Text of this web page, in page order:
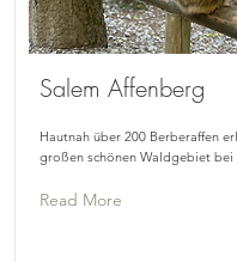
Salem Affenberg
Hautnah über 200 Berberaffen
großen schönen Waldgebiet bei
Read More